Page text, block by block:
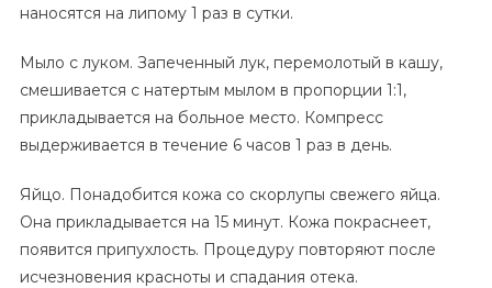
наносятся на липому 1 раз в сутки.
Мыло с луком. Запеченный лук, перемолотый в кашу,
смешивается с натертым мылом в пропорции 1:1,
прикладывается на больное место. Компресс
выдерживается в течение 6 часов 1 раз в день.
Яйцо. Понадобится кожа со скорлупы свежего яйца.
Она прикладывается на 15 минут. Кожа покраснеет,
появится припухлость. Процедуру повторяют после
исчезновения красноты и спадания отека.